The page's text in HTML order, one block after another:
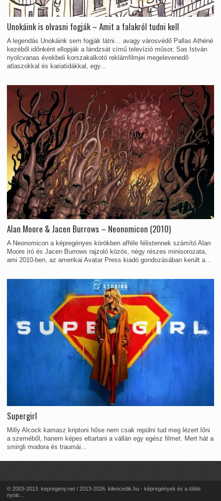
Unokáink is olvasni fogják – Amit a falakról tudni kell
A legendás Unokáink sem fogják látni… avagy városvédő Pallas Athéné
kezéből időnként ellopják a lándzsát című televízió műsor, Sas István
nyolcvanas évekbeli korszakalkotó reklámfilmjei megelevenedő
atlaszokkal és kariatidákkal, egy...
Alan Moore & Jacen Burrows – Neonomicon (2010)
A Neonomicon a képregényes körökben afféle félistennek számító Alan
Moore író és Jacen Burrows rajzoló közös, négy részes minisorozata,
ami 2010-ben, az amerikai Avatar Press kiadó gondozásában került a...
Supergirl
Milly Alcock kamasz kriptoni hőse nem csak repülni tud meg lézert lőni
a szeméből, hanem képes eltartani a vállán egy egész filmet. Mert hát a
smirgli modora és traumái...
© 2003-2013. kepregeny.net / 2013-2026. kilencedik.hu - képregények és a többi
nyolc...